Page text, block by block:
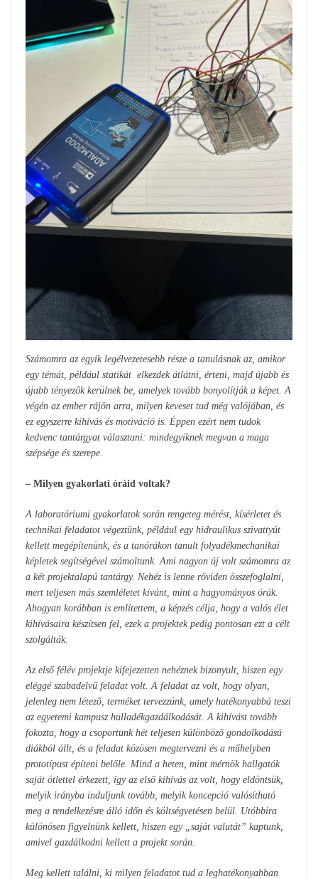
Számomra az egyik legélvezetesebb része a tanulásnak az, amikor
egy témát, például statikát elkezdek átlátni, érteni, majd újabb és
újabb tényezők kerülnek be, amelyek tovább bonyolítják a képet. A
végén az ember rájön arra, milyen keveset tud még valójában, és
ez egyszerre kihívás és motiváció is. Éppen ezért nem tudok
kedvenc tantárgyat választani: mindegyiknek megvan a maga
szépsége és szerepe.
– Milyen gyakorlati óráid voltak?
A laboratóriumi gyakorlatok során rengeteg mérést, kísérletet és
technikai feladatot végeztünk, például egy hidraulikus szivattyút
kellett megépítenünk, és a tanórákon tanult folyadékmechanikai
képletek segítségével számoltunk. Ami nagyon új volt számomra az
a két projektalapú tantárgy. Nehéz is lenne röviden összefoglalni,
mert teljesen más szemléletet kívánt, mint a hagyományos órák.
Ahogyan korábban is említettem, a képzés célja, hogy a valós élet
kihívásaira készítsen fel, ezek a projektek pedig pontosan ezt a célt
szolgálták.
Az első félév projektje kifejezetten nehéznek bizonyult, hiszen egy
eléggé szabadelvű feladat volt. A feladat az volt, hogy olyan,
jelenleg nem létező, terméket tervezzünk, amely hatékonyabbá teszi
az egyetemi kampusz hulladékgazdálkodását. A kihívást tovább
fokozta, hogy a csoportunk hét teljesen különböző gondolkodású
diákból állt, és a feladat közösen megtervezni és a műhelyben
prototípust építeni belőle. Mind a heten, mint mérnök hallgatók
saját ötlettel érkezett, így az első kihívás az volt, hogy eldöntsük,
melyik irányba induljunk tovább, melyik koncepció valósítható
meg a rendelkezésre álló időn és költségvetésen belül. Utóbbira
különösen figyelnünk kellett, hiszen egy „saját valutát” kaptunk,
amivel gazdálkodni kellett a projekt során.
Meg kellett találni, ki milyen feladatot tud a leghatékonyabban